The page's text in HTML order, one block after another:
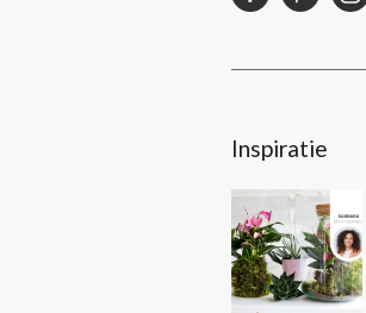
Inspiratie